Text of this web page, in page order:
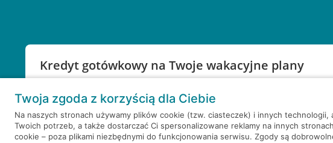
Kredyt gotówkowy na Twoje wakacyjne plany
RRSO: 9,6%
WEŹ KREDYT NOTA PRAWNA
Twoja zgoda z korzyścią dla Ciebie
Na naszych stronach używamy plików cookie (tzw. ciasteczek) i innych
Twoich potrzeb, a także dostarczać Ci spersonalizowane reklamy na innych
cookie – poza plikami niezbędnymi do funkcjonowania serwisu. Zgody są